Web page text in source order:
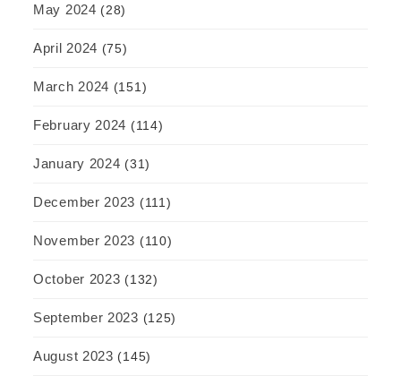
May 2024 (28)
April 2024 (75)
March 2024 (151)
February 2024 (114)
January 2024 (31)
December 2023 (111)
November 2023 (110)
October 2023 (132)
September 2023 (125)
August 2023 (145)